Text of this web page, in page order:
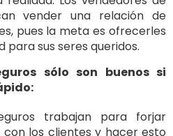
vender una relación de
pues la meta es ofrecerles
sus seres queridos.
sólo son buenos si
trabajan para forjar
los clientes y hacer esto